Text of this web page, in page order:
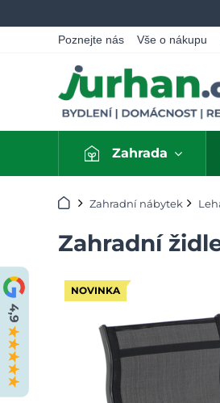
Poznejte nás Vše o nákupu
Zahrada
Úvod Zahradní nábytek
Zahradní
NOVINKA